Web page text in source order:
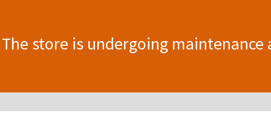
The store is undergoing